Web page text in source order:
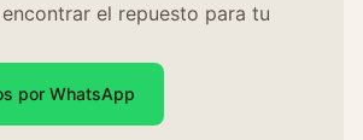
el repuesto para tu
por WhatsApp